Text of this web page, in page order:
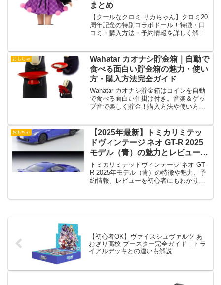
まとめ
【クールなクロミ リカちゃん】クロミ20
周年記念の特別コラボドール！特徴・口
コミ・購入方法・予約情報を詳しく解
おもちゃ
Wahatar カオナシ貯金箱｜自動で
食べる面白い貯金箱の魅力・使い
方・購入方法完全ガイド
Wahatar カオナシ貯金箱はコインを自動
で食べる面白い仕掛け付き。音楽＆ゲッ
プ音で楽しく貯金！購入方法や使い方も
おもちゃ
【2025年最新】トミカリミテッ
ドヴィンテージ ネオ GT-R 2025
モデル（青）の魅力とレビュー｜
LV-N350bを徹底解説！
トミカリミテッドヴィンテージ ネオ GT-
R 2025年モデル（青）の特徴や魅力、予
約情報、レビューを初心者にもわかりや
【初心者OK】ヴァイスシュヴァルツ あ
おぎり高校 ブースター完全ガイド｜トラ
イアルデッキとの違いも解説